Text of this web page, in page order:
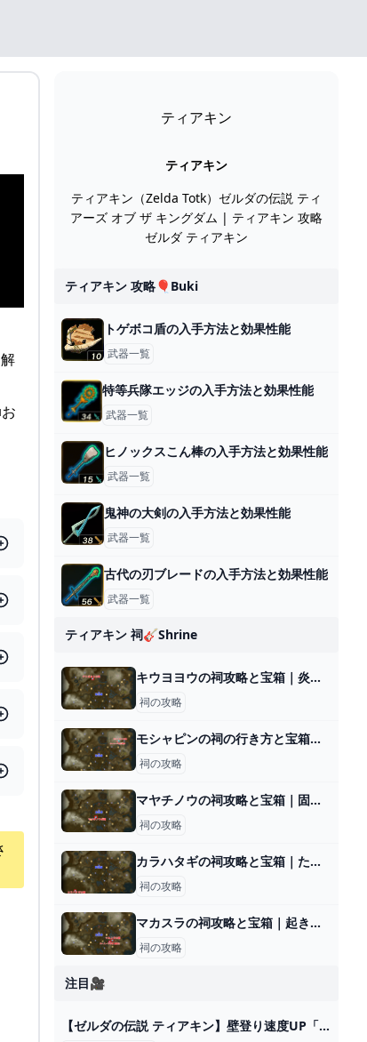
ティアキン
ティアキン
ティアキン（Zelda Totk）ゼルダの伝説 ティ
アーズ オブ ザ キングダム | ティアキン 攻略
ゼルダ ティアキン
ティアキン 攻略🎈buki
トゲボコ盾の入手方法と効果性能
武器一覧
特等兵隊エッジの入手方法と効果性能
武器一覧
ヒノックスこん棒の入手方法と効果性能
武器一覧
鬼神の大剣の入手方法と効果性能
武器一覧
古代の刃ブレードの入手方法と効果性能
武器一覧
ティアキン 祠🎸shrine
キウヨヨウの祠攻略と宝箱｜炎を遮るもの
祠の攻略
モシャピンの祠の行き方と宝箱｜ラウルの祝福
祠の攻略
マヤチノウの祠攻略と宝箱｜固定するもの
祠の攻略
カラハタギの祠攻略と宝箱｜ただよう炎
祠の攻略
マカスラの祠攻略と宝箱｜起き上がるもの
祠の攻略
注目🎥
【ゼルダの伝説 ティアキン】壁登り速度UP「クライム装備」入手方法、性能紹介【ティアーズ オブ ザ キングダム】【Zelda Tears of the Kingdom】 - YouTube